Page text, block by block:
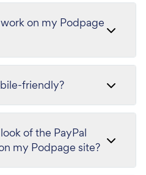
on my Podpage
friendly?
of the PayPal
my Podpage site?